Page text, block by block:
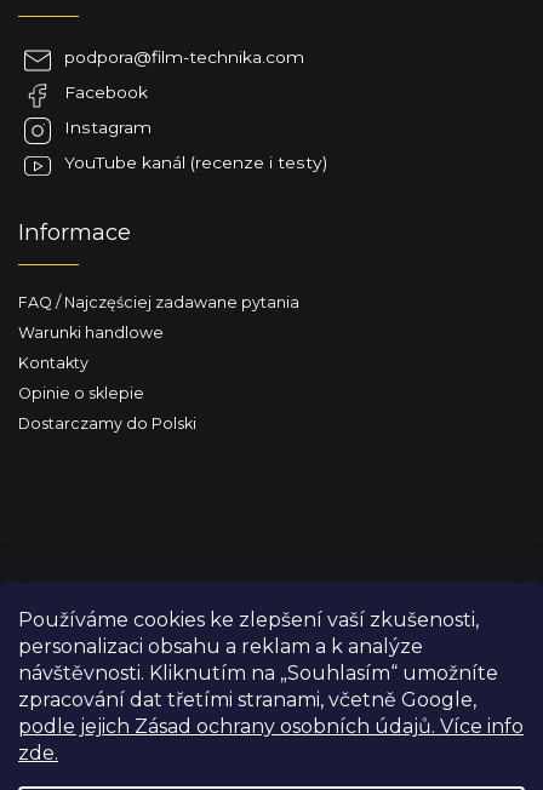
Používáme cookies ke zlepšení vaší zkušenosti,
personalizaci obsahu a reklam a k analýze
návštěvnosti. Kliknutím na „Souhlasím“ umožníte
zpracování dat třetími stranami, včetně Google,
podle jejich Zásad ochrany osobních údajů. Více info
zde.
podpora@film-technika.com
Facebook
Instagram
YouTube kanál (recenze i testy)
Informace
FAQ / Najczęściej zadawane pytania
Warunki handlowe
Kontakty
Opinie o sklepie
Dostarczamy do Polski
zastrzeżone.